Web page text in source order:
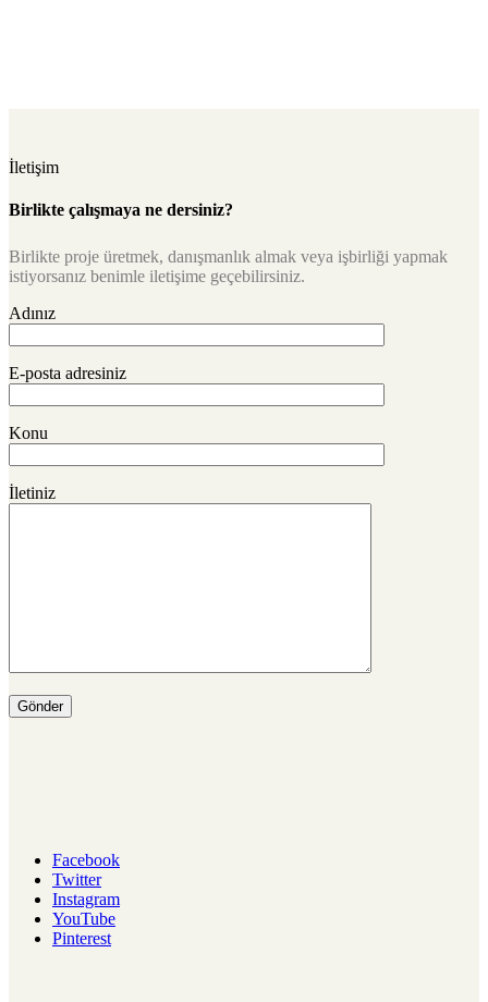
İletişim
Birlikte çalışmaya ne dersiniz?
Birlikte proje üretmek, danışmanlık almak veya işbirliği yapmak
istiyorsanız benimle iletişime geçebilirsiniz.
Adınız
E-posta adresiniz
Konu
İletiniz
Facebook
Twitter
Instagram
YouTube
Pinterest